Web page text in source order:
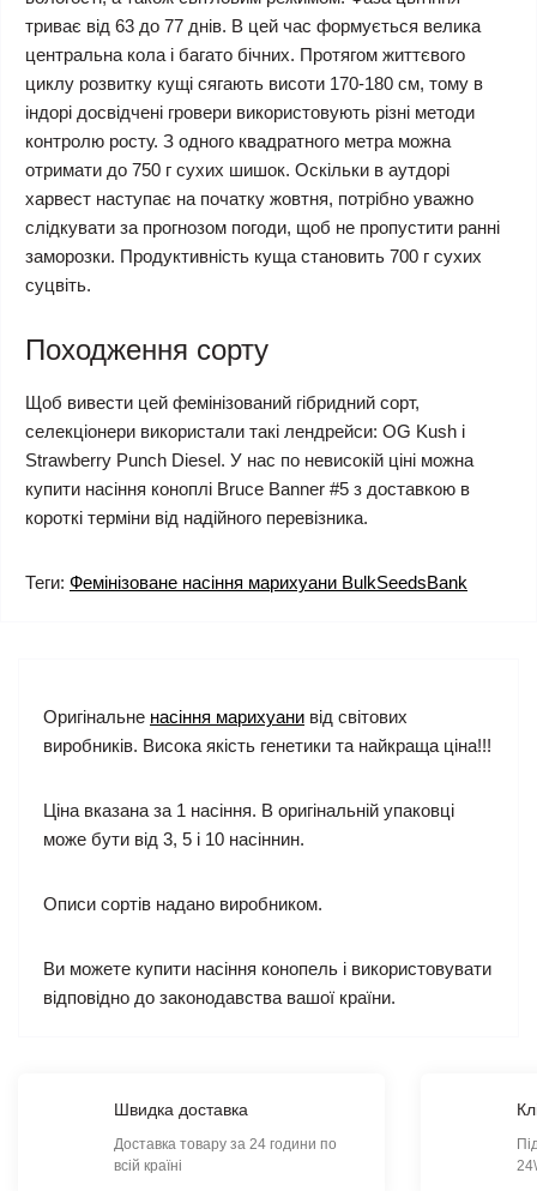
триває від 63 до 77 днів. В цей час формується велика
центральна кола і багато бічних. Протягом життєвого
циклу розвитку кущі сягають висоти 170-180 см, тому в
індорі досвідчені гровери використовують різні методи
контролю росту. З одного квадратного метра можна
отримати до 750 г сухих шишок. Оскільки в аутдорі
харвест наступає на початку жовтня, потрібно уважно
слідкувати за прогнозом погоди, щоб не пропустити ранні
заморозки. Продуктивність куща становить 700 г сухих
суцвіть.
Походження сорту
Щоб вивести цей фемінізований гібридний сорт,
селекціонери використали такі лендрейси: OG Kush і
Strawberry Punch Diesel. У нас по невисокій ціні можна
купити насіння коноплі Bruce Banner #5 з доставкою в
короткі терміни від надійного перевізника.
Теги: Фемінізоване насіння марихуани BulkSeedsBank
Оригінальне насіння марихуани від світових
виробників. Висока якість генетики та найкраща ціна!!!
Ціна вказана за 1 насіння. В оригінальній упаковці
може бути від 3, 5 і 10 насіннин.
Описи сортів надано виробником.
Ви можете купити насіння конопель і використовувати
відповідно до законодавства вашої країни.
Швидка доставка
Доставка товару за 24 години по
всій країні